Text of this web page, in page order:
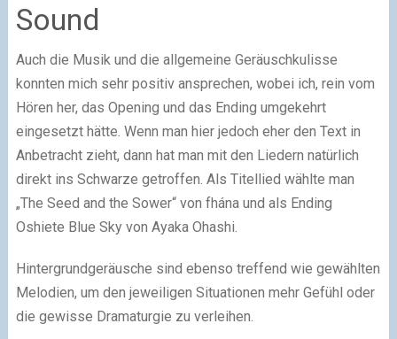
Sound
Auch die Musik und die allgemeine Geräuschkulisse
konnten mich sehr positiv ansprechen, wobei ich, rein vom
Hören her, das Opening und das Ending umgekehrt
eingesetzt hätte. Wenn man hier jedoch eher den Text in
Anbetracht zieht, dann hat man mit den Liedern natürlich
direkt ins Schwarze getroffen. Als Titellied wählte man
„The Seed and the Sower“ von fhána und als Ending
Oshiete Blue Sky von Ayaka Ohashi.
Hintergrundgeräusche sind ebenso treffend wie gewählten
Melodien, um den jeweiligen Situationen mehr Gefühl oder
die gewisse Dramaturgie zu verleihen.